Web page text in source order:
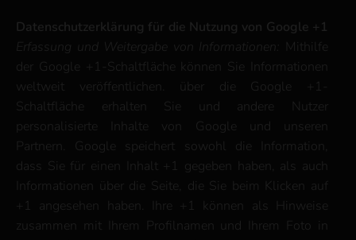
Datenschutzerklärung für die Nutzung von Google +1
Erfassung und Weitergabe von Informationen:
Mithilfe
der Google +1-Schaltfläche können Sie Informationen
weltweit veröffentlichen. über die Google +1-
Schaltfläche erhalten Sie und andere Nutzer
personalisierte Inhalte von Google und unseren
Partnern. Google speichert sowohl die Information,
dass Sie für einen Inhalt +1 gegeben haben, als auch
Informationen über die Seite, die Sie beim Klicken auf
+1 angesehen haben. Ihre +1 können als Hinweise
zusammen mit Ihrem Profilnamen und Ihrem Foto in